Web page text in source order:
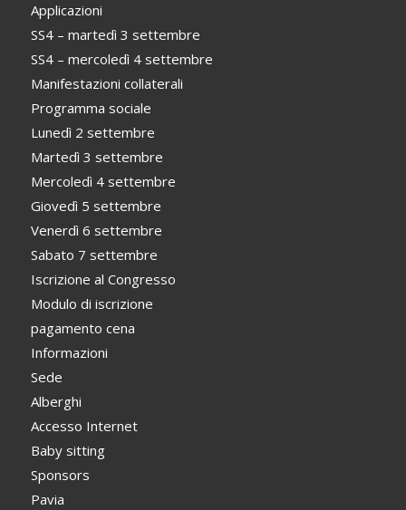
Applicazioni
SS4 – martedì 3 settembre
SS4 – mercoledì 4 settembre
Manifestazioni collaterali
Programma sociale
Lunedì 2 settembre
Martedì 3 settembre
Mercoledì 4 settembre
Giovedì 5 settembre
Venerdì 6 settembre
Sabato 7 settembre
Iscrizione al Congresso
Modulo di iscrizione
pagamento cena
Informazioni
Sede
Alberghi
Accesso Internet
Baby sitting
Sponsors
Pavia